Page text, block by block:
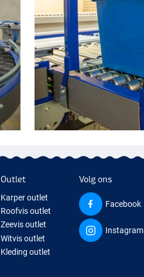
Outlet
Karper outlet
Roofvis outlet
Zeevis outlet
Witvis outlet
Kleding outlet
Volg ons
Facebook
Instagram